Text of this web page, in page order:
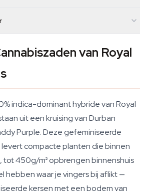
van Royal
indica-dominant hybride van Royal
uit een kruising van Durban
Purple. Deze gefeminiseerde
compacte planten die binnen
450g/m² opbrengen binnenshuis
hebben waar je vingers bij aflikt —
kersen met een bodem van